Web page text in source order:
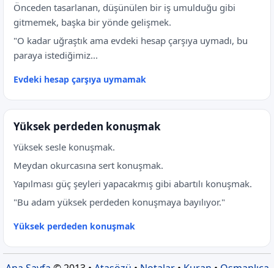
Önceden tasarlanan, düşünülen bir iş umulduğu gibi
gitmemek, başka bir yönde gelişmek.
"O kadar uğraştık ama evdeki hesap çarşıya uymadı, bu
paraya istediğimiz...
Evdeki hesap çarşıya uymamak
Yüksek perdeden konuşmak
Yüksek sesle konuşmak.
Meydan okurcasına sert konuşmak.
Yapılması güç şeyleri yapacakmış gibi abartılı konuşmak.
"Bu adam yüksek perdeden konuşmaya bayılıyor."
Yüksek perdeden konuşmak